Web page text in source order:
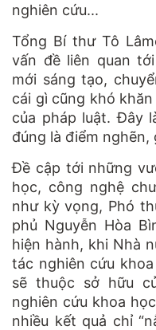
nghiên cứu...
Tổng Bí thư Tô
vấn đề liên quan
mới sáng tạo,
cái gì cũng khó
của pháp luật. Đây
đúng là điểm
Đề cập tới những
học, công nghệ
như kỳ vọng, Phó
phủ Nguyễn Hòa
hiện hành, khi Nhà
tác nghiên cứu
sẽ thuộc sở hữu
nghiên cứu khoa
nhiều kết quả chỉ